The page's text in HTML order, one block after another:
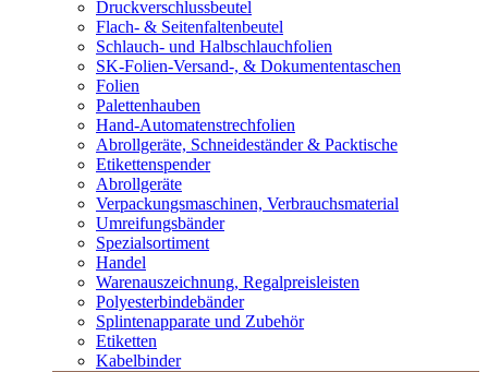
Druckverschlussbeutel
Flach- & Seitenfaltenbeutel
Schlauch- und Halbschlauchfolien
SK-Folien-Versand-, & Dokumententaschen
Folien
Palettenhauben
Hand-Automatenstrechfolien
Abrollgeräte, Schneideständer & Packtische
Etikettenspender
Abrollgeräte
Verpackungsmaschinen, Verbrauchsmaterial
Umreifungsbänder
Spezialsortiment
Handel
Warenauszeichnung, Regalpreisleisten
Polyesterbindebänder
Splintenapparate und Zubehör
Etiketten
Kabelbinder